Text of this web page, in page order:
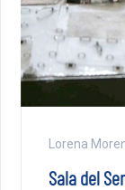
Lorena
Sala del